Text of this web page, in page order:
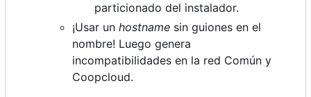
particionado del instalador.
¡Usar un hostname sin guiones en el
nombre! Luego genera
incompatibilidades en la red Común y
Coopcloud.